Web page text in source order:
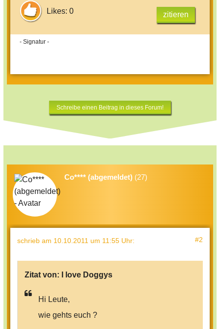
Likes: 0 zitieren
- Signatur -
Schreibe einen Beitrag in dieses Forum!
Co**** (abgemeldet) (27)
schrieb am 10.10.2011 um 11:55 Uhr: #2
Zitat von: I love Doggys
Hi Leute,
wie gehts euch ?